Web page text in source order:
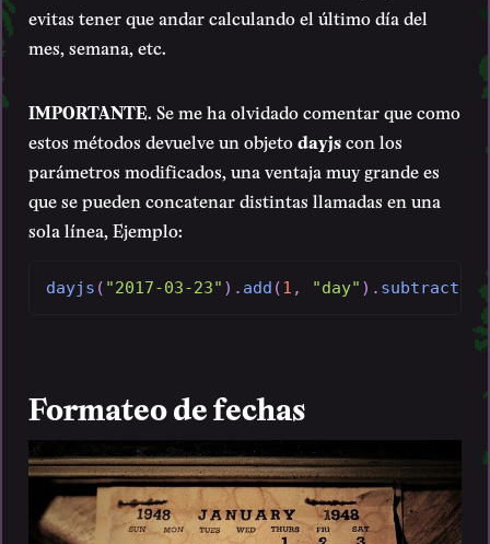
evitas tener que andar calculando el último día del
mes, semana, etc.
IMPORTANTE. Se me ha olvidado comentar que como
estos métodos devuelve un objetodayjscon los
parámetros modificados, una ventaja muy grande es
que se pueden concatenar distintas llamadas en una
sola línea, Ejemplo:
dayjs ( "2017-03-23" ) . add (1 , "day" ) . subtract 1,
Formateo de fechas